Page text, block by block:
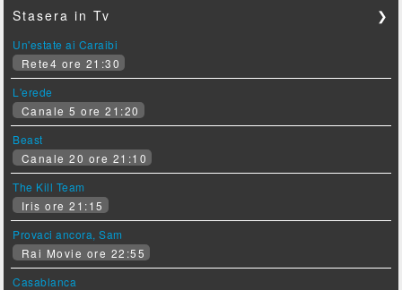
Stasera in Tv ❯
Un'estate ai Caraibi
Rete4 ore 21:30
L'erede
Canale 5 ore 21:20
Beast
Canale 20 ore 21:10
The Kill Team
Iris ore 21:15
Provaci ancora, Sam
Rai Movie ore 22:55
Casablanca